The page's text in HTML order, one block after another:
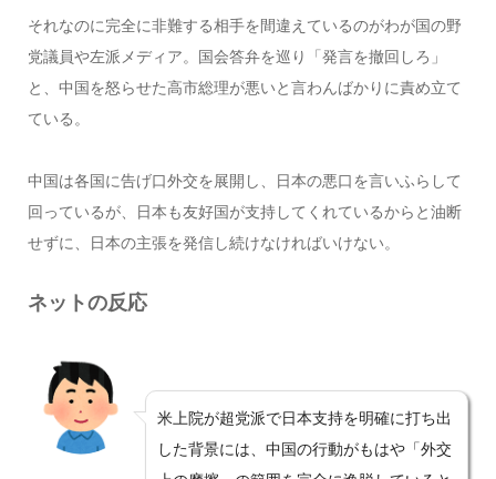
それなのに完全に非難する相手を間違えているのがわが国の野
党議員や左派メディア。国会答弁を巡り「発言を撤回しろ」
と、中国を怒らせた高市総理が悪いと言わんばかりに責め立て
ている。
中国は各国に告げ口外交を展開し、日本の悪口を言いふらして
回っているが、日本も友好国が支持してくれているからと油断
せずに、日本の主張を発信し続けなければいけない。
ネットの反応
米上院が超党派で日本支持を明確に打ち出
した背景には、中国の行動がもはや「外交